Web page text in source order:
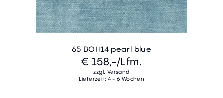
65 BOH14 pearl blue
€ 158,-/Lfm.
zzgl. Versand
Lieferzeit: 4 - 6 Wochen